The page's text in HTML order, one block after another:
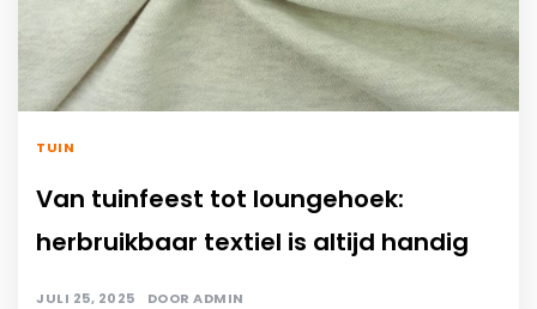
TUIN
Van tuinfeest tot loungehoek:
herbruikbaar textiel is altijd handig
JULI 25, 2025 DOOR ADMIN